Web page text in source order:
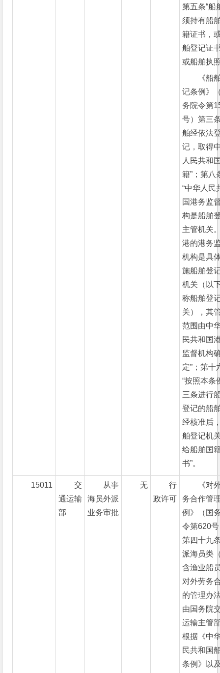
第五条“船
须持有船
籍证书，
舶登记证
或船舶执
《船
记条例》
务院令第
号）第三
舶经依法
记，取得
人民共和
籍”；第八
“中华人民
国港务监
构是船舶
主管机关
港的港务
机构是具
施船舶登
机关（以
称船舶登
关），其
范围由中
民共和国
监督机构
定”；第十
“按照本条
三条进行
登记的船
经核准后
舶登记机
给船舶国
书”。
15011
交
通运输
部
从事
海员外派
业务审批
无
行
政许可
《对
务合作管
例》（国
令第620
第四十九
派海员类
含渔业船
对外劳务
的管理办
由国务院
运输主管
根据《中
民共和国
条例》以